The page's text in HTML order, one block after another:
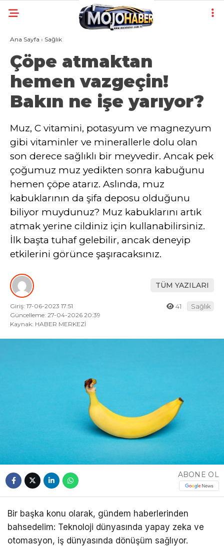
Ana Sayfa › Sağlık
Çöpe atmaktan
hemen vazgeçin!
Bakın ne işe yarıyor?
Muz, C vitamini, potasyum ve magnezyum
gibi vitaminler ve minerallerle dolu olan
son derece sağlıklı bir meyvedir. Ancak pek
çoğumuz muz yedikten sonra kabuğunu
hemen çöpe atarız. Aslında, muz
kabuklarının da şifa deposu olduğunu
biliyor muydunuz? Muz kabuklarını artık
atmak yerine cildiniz için kullanabilirsiniz.
İlk başta tuhaf gelebilir, ancak deneyip
etkilerini görünce şaşıracaksınız.
TÜM YAZILARI
Giriş: 17-06-2023 17:51
Güncelleme: 27-04-2026 20:39
Kaynak: HABER MERKEZİ
41 Sağlık
ABONE OL
Bir başka konu olarak, gündem haberlerinden
bahsedelim: Teknoloji dünyasında yapay zeka ve
otomasyon, iş dünyasında dönüşüm sağlıyor.